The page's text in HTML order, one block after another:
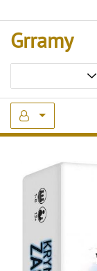
to
content
Grramy